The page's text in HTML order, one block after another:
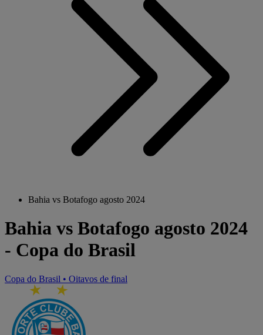
Bahia vs Botafogo agosto 2024
Bahia vs Botafogo agosto 2024
- Copa do Brasil
Copa do Brasil • Oitavos de final